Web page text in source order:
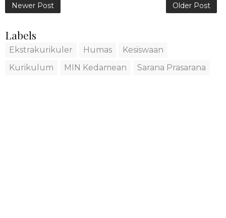
Newer Post Older Post
Labels
Ekstrakurikuler Humas
Kesiswaan
Kurikulum
MIN Kedamean Sarana Prasarana